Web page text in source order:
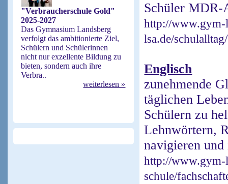
"Verbraucherschule Gold"
2025-2027
Das Gymnasium Landsberg
verfolgt das ambitionierte Ziel,
Schülern und Schülerinnen
nicht nur exzellente Bildung zu
bieten, sondern auch ihre
Verbra..
weiterlesen »
Schüler
http://
lsa.de/
Englisch
zunehmende
täglichen
Schülern zu
Lehnwörtern,
navigieren
http://www.gym-
schule/